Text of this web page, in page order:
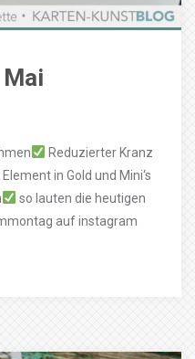
Reduzierter Kranz
in Gold und Mini‘s
so lauten die heutigen
auf instagram